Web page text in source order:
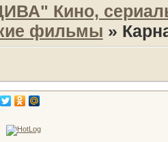
Кино,
фильмы »